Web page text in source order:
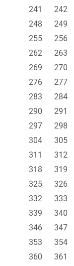
241
242
248
249
255
256
262
263
269
270
276
277
283
284
290
291
297
298
304
305
311
312
318
319
325
326
332
333
339
340
346
347
353
354
360
361